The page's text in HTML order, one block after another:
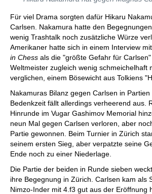
Für viel Drama sorgten dafür Hikaru
Carlsen. Nakamura hatte den
wenig Trashtalk noch zusätzliche Würze
Amerikaner hatte sich in einem Interview
in Chess als die "größte Gefahr für
Weltmeister zugleich wenig schmeichelhaft
verglichen, einem Bösewicht aus Tolkiens
Nakamuras Bilanz gegen Carlsen in
Bedenkzeit fällt allerdings verheerend aus.
Hinrunde im Vugar Gashimov Memorial
neun Mal gegen Carlsen verloren, aber
Partie gewonnen. Beim Turnier in Zürich
seinem ersten Sieg, aber verpatzte seine
Ende noch zu einer Niederlage.
Die Partie der beiden in Runde sieben
ihre Begegnung in Zürich. Carlsen kam als
Nimzo-Inder mit 4.f3 gut aus der Eröffnung